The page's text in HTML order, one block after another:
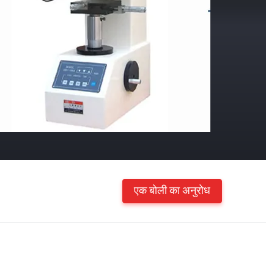
एक बोली का अनुरोध